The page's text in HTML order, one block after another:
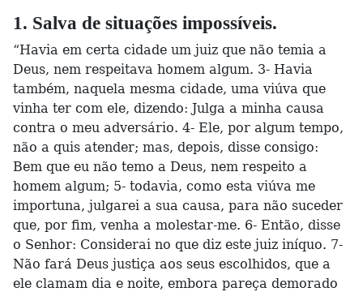
1. Salva de situações impossíveis.
“Havia em certa cidade um juiz que não temia a
Deus, nem respeitava homem algum. 3- Havia
também, naquela mesma cidade, uma viúva que
vinha ter com ele, dizendo: Julga a minha causa
contra o meu adversário. 4- Ele, por algum tempo,
não a quis atender; mas, depois, disse consigo:
Bem que eu não temo a Deus, nem respeito a
homem algum; 5- todavia, como esta viúva me
importuna, julgarei a sua causa, para não suceder
que, por fim, venha a molestar-me. 6- Então, disse
o Senhor: Considerai no que diz este juiz iníquo. 7-
Não fará Deus justiça aos seus escolhidos, que a
ele clamam dia e noite, embora pareça demorado